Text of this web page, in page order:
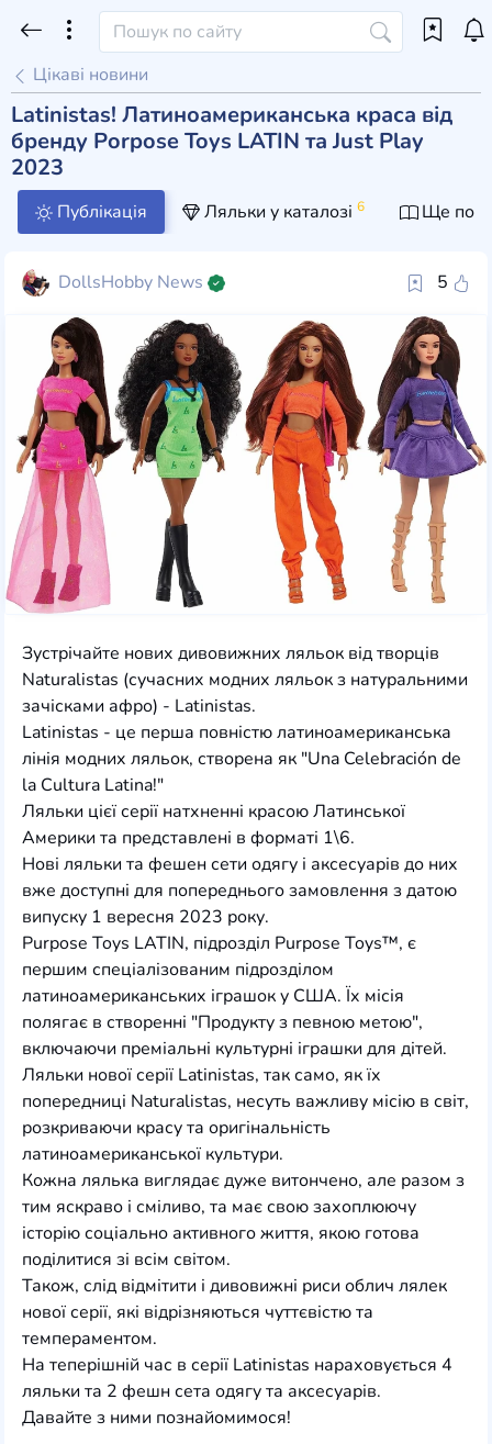
Цікаві новини
Latinistas! Латиноамериканська краса від
бренду Porpose Toys LATIN та Just Play
2023
Публікація Ляльки у каталозі 6 Ще
5
DollsHobby News
Зустрічайте нових дивовижних ляльок від творців
Naturalistas (сучасних модних ляльок з натуральними
зачісками афро) - Latinistas.
Latinistas - це перша повністю латиноамериканська
лінія модних ляльок, створена як "Una Celebración de
la Cultura Latina!"
Ляльки цієї серії натхненні красою Латинської
Америки та представлені в форматі 1\6.
Нові ляльки та фешен сети одягу і аксесуарів до них
вже доступні для попереднього замовлення з датою
випуску 1 вересня 2023 року.
Purpose Toys LATIN, підрозділ Purpose Toys™, є
першим спеціалізованим підрозділом
латиноамериканських іграшок у США. Їх місія
полягає в створенні "Продукту з певною метою",
включаючи преміальні культурні іграшки для дітей.
Ляльки нової серії Latinistas, так само, як їх
попередниці Naturalistas, несуть важливу місію в світ,
розкриваючи красу та оригінальність
латиноамериканської культури.
Кожна лялька виглядає дуже витончено, але разом з
тим яскраво і сміливо, та має свою захоплюючу
історію соціально активного життя, якою готова
поділитися зі всім світом.
Також, слід відмітити і дивовижні риси облич лялек
нової серії, які відрізняються чуттєвістю та
темпераментом.
На теперішній час в серії Latinistas нараховується 4
ляльки та 2 фешн сета одягу та аксесуарів.
Давайте з ними познайомимося!